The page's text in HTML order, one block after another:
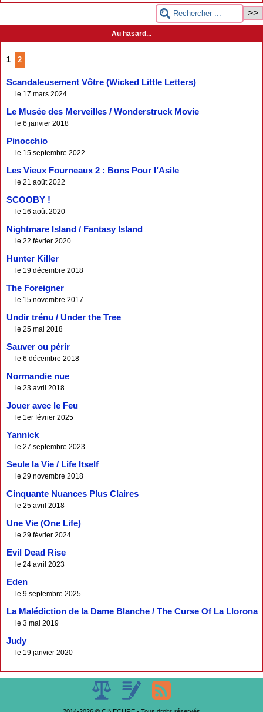
Au hasard...
1 2
Scandaleusement Vôtre (Wicked Little Letters)
le 17 mars 2024
Le Musée des Merveilles / Wonderstruck Movie
le 6 janvier 2018
Pinocchio
le 15 septembre 2022
Les Vieux Fourneaux 2 : Bons Pour l’Asile
le 21 août 2022
SCOOBY !
le 16 août 2020
Nightmare Island / Fantasy Island
le 22 février 2020
Hunter Killer
le 19 décembre 2018
The Foreigner
le 15 novembre 2017
Undir trénu / Under the Tree
le 25 mai 2018
Sauver ou périr
le 6 décembre 2018
Normandie nue
le 23 avril 2018
Jouer avec le Feu
le 1er février 2025
Yannick
le 27 septembre 2023
Seule la Vie / Life Itself
le 29 novembre 2018
Cinquante Nuances Plus Claires
le 25 avril 2018
Une Vie (One Life)
le 29 février 2024
Evil Dead Rise
le 24 avril 2023
Eden
le 9 septembre 2025
La Malédiction de la Dame Blanche / The Curse Of La Llorona
le 3 mai 2019
Judy
le 19 janvier 2020